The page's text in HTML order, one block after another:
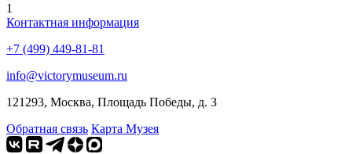
1
Контактная информация
+7 (499) 449-81-81
info@victorymuseum.ru
121293, Москва, Площадь Победы, д. 3
Обратная связь Карта Музея